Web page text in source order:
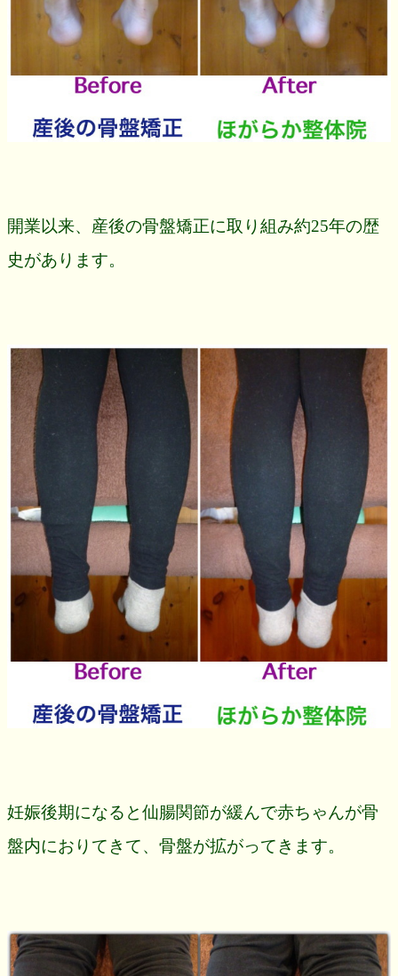
開業以来、産後の骨盤矯正に取り組み約25年の歴
史があります。
妊娠後期になると仙腸関節が緩んで赤ちゃんが骨
盤内におりてきて、骨盤が拡がってきます。